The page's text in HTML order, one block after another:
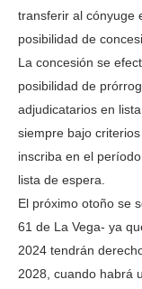
transferir al cónyuge
posibilidad de
La concesión se
posibilidad de
adjudicatarios en
siempre bajo
inscriba en el
lista de espera.
El próximo otoño se
61 de La Vega- ya
2024 tendrán
2028, cuando habrá